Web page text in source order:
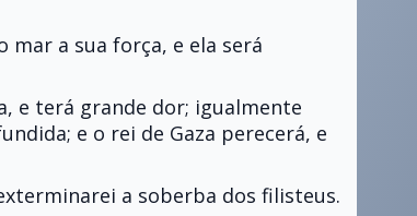
mar a sua força, e ela será
e terá grande dor; igualmente
e o rei de Gaza perecerá, e
a soberba dos filisteus.